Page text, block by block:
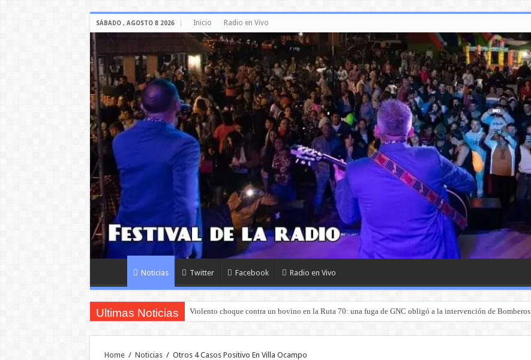
SÁBADO , AGOSTO 8 2026 Inicio Radio en Vivo
Noticias Twitter Facebook Radio en Vivo
Ultimas Noticias Violento choque contra un bovino en la Ruta 70: una fuga de GNC obligó a la intervención de Bomberos
Home / Noticias / Otros 4 Casos Positivo En Villa Ocampo